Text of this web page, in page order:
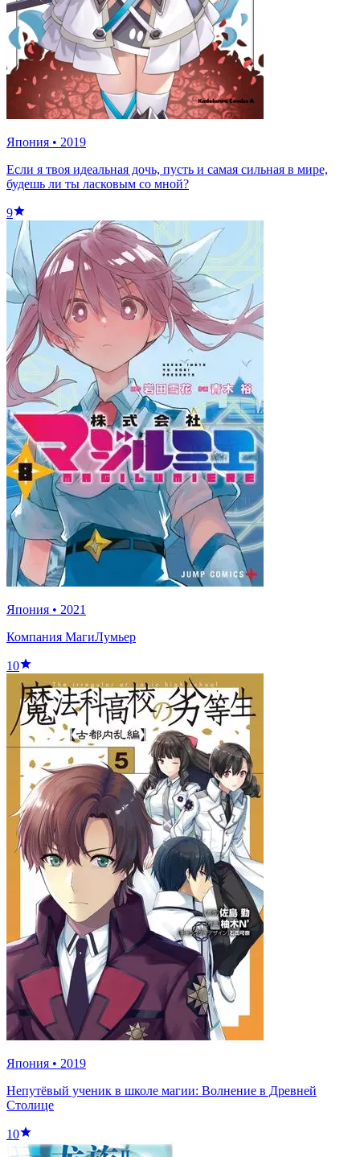
Япония • 2019
Если я твоя идеальная дочь, пусть и самая сильная в мире,
будешь ли ты ласковым со мной?
9
Япония • 2021
Компания МагиЛумьер
10
Япония • 2019
Непутёвый ученик в школе магии: Волнение в Древней
Столице
10